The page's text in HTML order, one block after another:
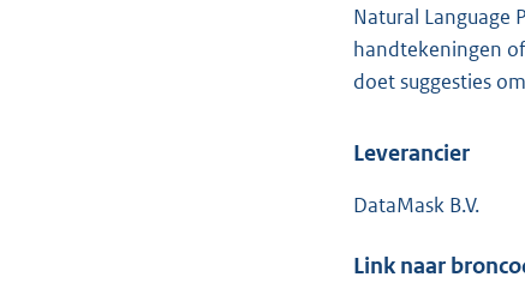
Natural Language
handtekeningen
doet suggesties
Leverancier
DataMask B.V.
Link naar